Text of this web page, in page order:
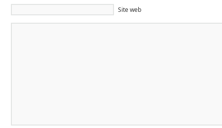
Site web